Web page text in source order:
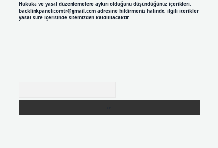
Hukuka ve yasal düzenlemelere aykırı olduğunu düşündüğünüz içerikleri,
backlinkpanelicomtr@gmail.comadresine bildirmeniz halinde, ilgili içerikler
yasal süre içerisinde sitemizden kaldırılacaktır.